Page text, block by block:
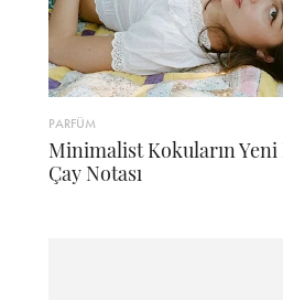
PARFÜM
Minimalist Kokuların Yeni
Çay Notası